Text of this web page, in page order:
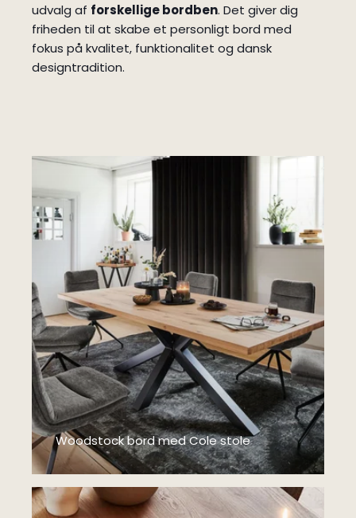
udvalg af forskellige bordben. Det giver dig
friheden til at skabe et personligt bord med
fokus på kvalitet, funktionalitet og dansk
designtradition.
Woodstock bord med Cole stole